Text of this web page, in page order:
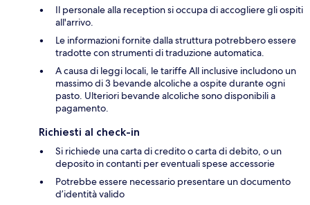
Il personale alla reception si occupa di accogliere gli ospiti
all'arrivo.
Le informazioni fornite dalla struttura potrebbero essere
tradotte con strumenti di traduzione automatica.
A causa di leggi locali, le tariffe All inclusive includono un
massimo di 3 bevande alcoliche a ospite durante ogni
pasto. Ulteriori bevande alcoliche sono disponibili a
pagamento.
Richiesti al check-in
Si richiede una carta di credito o carta di debito, o un
deposito in contanti per eventuali spese accessorie
Potrebbe essere necessario presentare un documento
d’identità valido